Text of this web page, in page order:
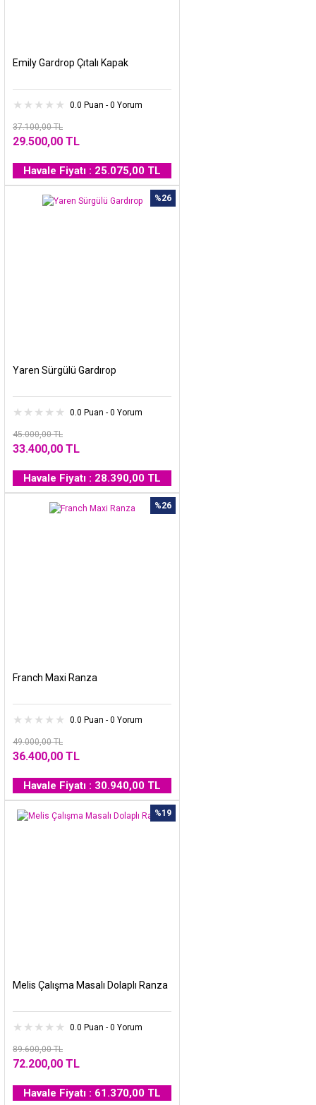
Emily Gardrop Çıtalı Kapak
0.0 Puan - 0 Yorum
37.100,00 TL
29.500,00 TL
Havale Fiyatı : 25.075,00 TL
%26
Yaren Sürgülü Gardırop
0.0 Puan - 0 Yorum
45.000,00 TL
33.400,00 TL
Havale Fiyatı : 28.390,00 TL
%26
Franch Maxi Ranza
0.0 Puan - 0 Yorum
49.000,00 TL
36.400,00 TL
Havale Fiyatı : 30.940,00 TL
%19
Melis Çalışma Masalı Dolaplı Ranza
0.0 Puan - 0 Yorum
89.600,00 TL
72.200,00 TL
Havale Fiyatı : 61.370,00 TL